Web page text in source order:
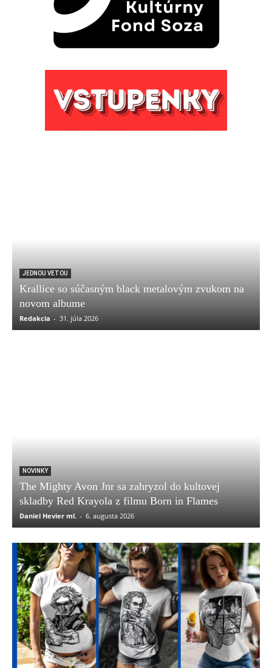
JEDNOU VETOU
Krallice so súčasným black metalovým zvukom na
novom albume
Redakcia - 31. júla 2026
NOVINKY
The Mighty Avon Jnr sa zahryzol do kultovej
skladby Red Krayola z filmu Born in Flames
Daniel Hevier ml. - 6. augusta 2026